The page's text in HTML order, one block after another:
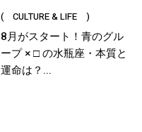
( CULTURE & LIFE )
8月がスタート！青のグル
ープ × □ の水瓶座・本質と
運命は？...